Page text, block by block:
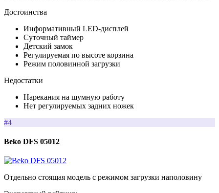
Достоинства
Информативный LED-дисплей
Суточный таймер
Детский замок
Регулируемая по высоте корзина
Режим половинной загрузки
Недостатки
Нарекания на шумную работу
Нет регулируемых задних ножек
#4
Beko DFS 05012
Отдельно стоящая модель с режимом загрузки наполовину